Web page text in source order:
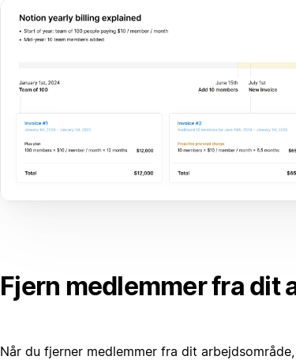
Fjern medlemmer fra dit
Når du fjerner medlemmer fra dit